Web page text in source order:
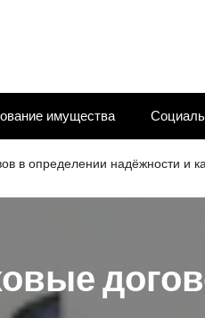
имущества
надёжности и качества